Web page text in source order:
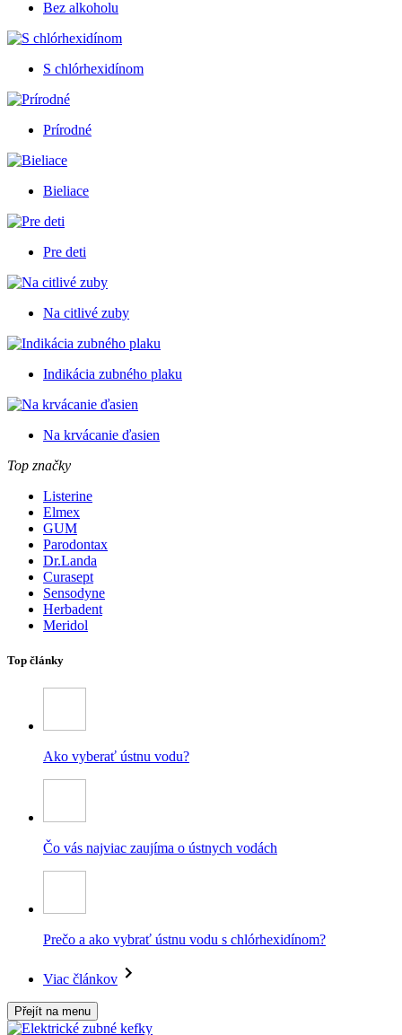
Bez alkoholu
S chlórhexidínom
Prírodné
Bieliace
Pre deti
Na citlivé zuby
Indikácia zubného plaku
Na krvácanie ďasien
Top značky
Listerine
Elmex
GUM
Parodontax
Dr.Landa
Curasept
Sensodyne
Herbadent
Meridol
Top články
Ako vyberať ústnu vodu?
Čo vás najviac zaujíma o ústnych vodách
Prečo a ako vybrať ústnu vodu s chlórhexidínom?
Viac článkov
Přejít na menu